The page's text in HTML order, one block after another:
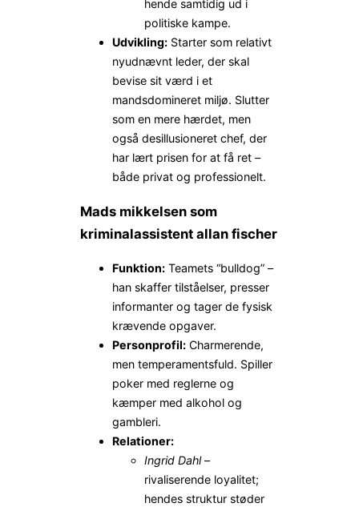
hende samtidig ud i
politiske kampe.
Udvikling: Starter som relativt
nyudnævnt leder, der skal
bevise sit værd i et
mandsdomineret miljø. Slutter
som en mere hærdet, men
også desillusioneret chef, der
har lært prisen for at få ret –
både privat og professionelt.
Mads mikkelsen som
kriminalassistent allan fischer
Funktion: Teamets “bulldog” –
han skaffer tilståelser, presser
informanter og tager de fysisk
krævende opgaver.
Personprofil: Charmerende,
men temperamentsfuld. Spiller
poker med reglerne og
kæmper med alkohol og
gamble­ri.
Relationer:
Ingrid Dahl–
rivaliserende loyalitet;
hendes struktur støder